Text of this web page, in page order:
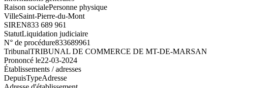
Raison socialePersonne physique
VilleSaint-Pierre-du-Mont
SIREN833 689 961
StatutLiquidation judiciaire
N° de procédure833689961
TribunalTRIBUNAL DE COMMERCE DE MT-DE-MARSAN
Prononcé le22-03-2024
Établissements / adresses
DepuisTypeAdresse